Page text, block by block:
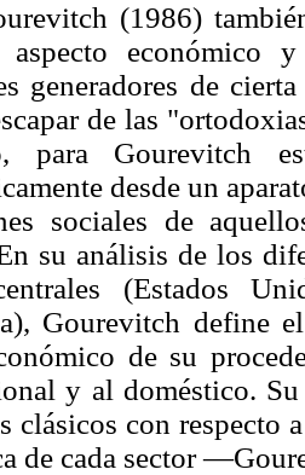
(1986)
aspecto económico
generadores de
de las
para Gourevitch
desde un
sociales de
su análisis de los
(Estados
Gourevitch define
de su
y al doméstico.
clásicos con respecto
de cada sector